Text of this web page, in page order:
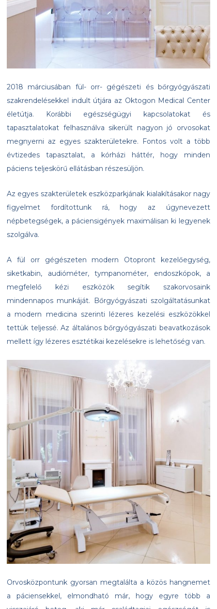
2018 márciusában fül- orr- gégészeti és bőrgyógyászati
szakrendelésekkel indult útjára az Oktogon Medical Center
életútja. Korábbi egészségügyi kapcsolatokat és
tapasztalatokat felhasználva sikerült nagyon jó orvosokat
megnyerni az egyes szakterületekre. Fontos volt a több
évtizedes tapasztalat, a kórházi háttér, hogy minden
páciens teljeskörű ellátásban részesüljön.
Az egyes szakterületek eszközparkjának kialakításakor nagy
figyelmet fordítottunk rá, hogy az úgynevezett
népbetegségek, a páciensigények maximálisan ki legyenek
szolgálva.
A fül orr gégészeten modern Otopront kezelőegység,
siketkabin, audióméter, tympanométer, endoszkópok, a
megfelelő kézi eszközök segítik szakorvosaink
mindennapos munkáját. Bőrgyógyászati szolgáltatásunkat
a modern medicina szerinti lézeres kezelési eszközökkel
tettük teljessé. Az általános bőrgyógyászati beavatkozások
mellett így lézeres esztétikai kezelésekre is lehetőség van.
Orvosközpontunk gyorsan megtalálta a közös hangnemet
a páciensekkel, elmondható már, hogy egyre több a